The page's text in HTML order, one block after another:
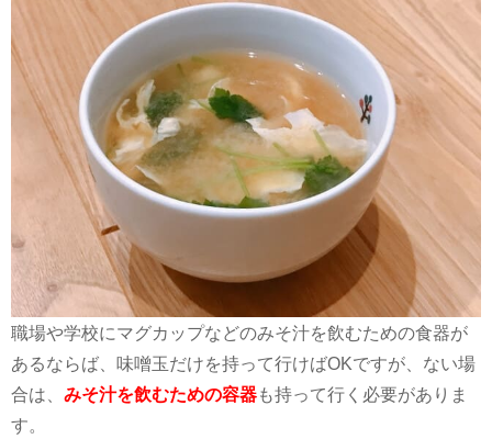
職場や学校にマグカップなどのみそ汁を飲むための食器が
あるならば、味噌玉だけを持って行けばOKですが、ない場
合は、 みそ汁を飲むための容器も持って行く必要がありま
す。